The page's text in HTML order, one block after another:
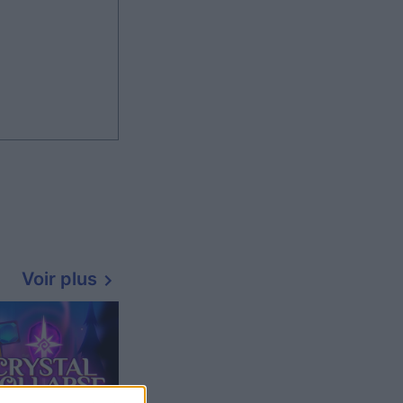
Voir plus